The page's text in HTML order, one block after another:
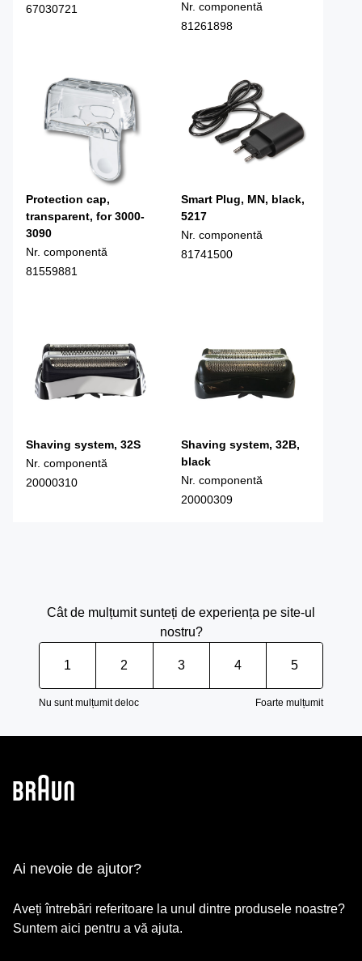
67030721
Nr. componentă
81261898
Protection cap,
transparent, for 3000-
3090
Nr. componentă
81559881
Smart Plug, MN, black,
5217
Nr. componentă
81741500
Shaving system, 32S
Nr. componentă
20000310
Shaving system, 32B,
black
Nr. componentă
20000309
Cât de mulțumit sunteți de experiența pe site-ul
nostru?
1 2 3 4 5
Nu sunt mulțumit deloc Foarte mulțumit
Ai nevoie de ajutor?
Aveți întrebări referitoare la unul dintre produsele noastre?
Suntem aici pentru a vă ajuta.